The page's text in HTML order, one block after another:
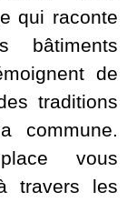
qui raconte
bâtiments
de
traditions
commune.
vous
travers les